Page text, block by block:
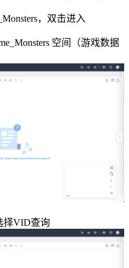
，双击进入
空间（游戏数据
择VID查询